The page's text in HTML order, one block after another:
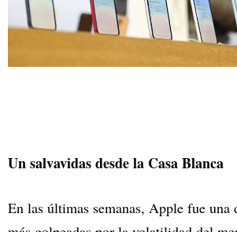
Un salvavidas desde la Casa Blanca
En las últimas semanas, Apple fue una